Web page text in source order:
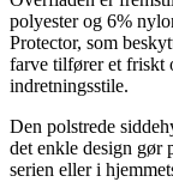
polyester og 6%
Protector, som
farve tilfører et friskt
indretningsstile.
Den polstrede
det enkle design gør
serien eller i